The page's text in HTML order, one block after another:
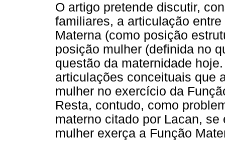
O artigo pretende discutir,
familiares, a articulação
Materna (como posição
posição mulher (definida no
questão da maternidade
articulações conceituais que
mulher no exercício da
Resta, contudo, como
materno citado por Lacan,
mulher exerça a Função